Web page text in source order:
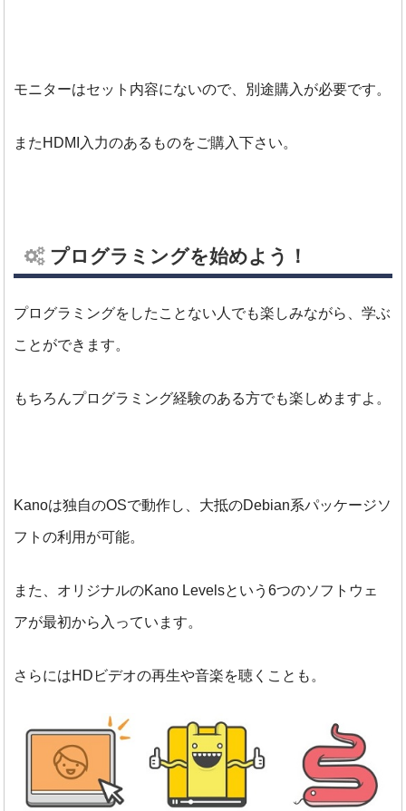
モニターはセット内容にないので、別途購入が必要です。
またHDMI入力のあるものをご購入下さい。
プログラミングを始めよう！
プログラミングをしたことない人でも楽しみながら、学ぶ
ことができます。
もちろんプログラミング経験のある方でも楽しめますよ。
Kanoは独自のOSで動作し、大抵のDebian系パッケージソ
フトの利用が可能。
また、オリジナルのKano Levelsという6つのソフトウェ
アが最初から入っています。
さらにはHDビデオの再生や音楽を聴くことも。